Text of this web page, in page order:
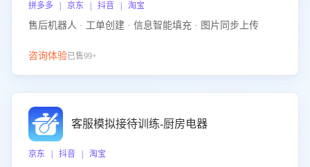
拼多多 | 京东 | 抖音 | 淘宝
售后机器人 · 工单创建 · 信息智能填充 · 图片同步上传
咨询体验已售99+
客服模拟接待训练-厨房电器
京东 | 抖音 | 淘宝